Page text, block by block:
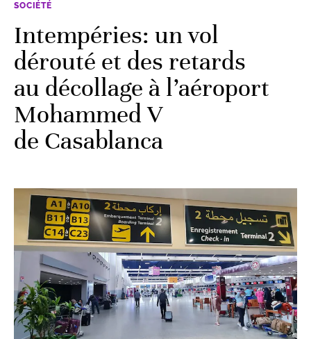
SOCIÉTÉ
Intempéries: un vol
dérouté et des retards
au décollage à l’aéroport
Mohammed V
de Casablanca